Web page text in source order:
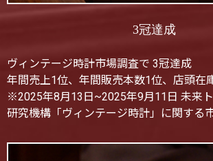
3冠達成
ヴィンテージ時計市場調査で 3冠達成
年間売上1位、年間販売本数1位、店頭在
※2025年8月13日~2025年9月11日 未来
研究機構「ヴィンテージ時計」に関する